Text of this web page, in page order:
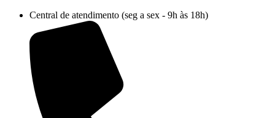
conteúdo
Central de atendimento (seg a sex - 9h às 18h)